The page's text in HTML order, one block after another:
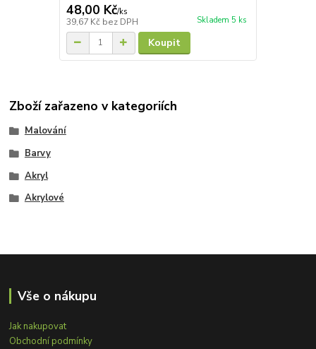
48,00 Kč/ks
39,67 Kč bez DPH Skladem 5 ks
Koupit
Zboží zařazeno v kategoriích
Malování
Barvy
Akryl
Akrylové
Vše o nákupu
Jak nakupovat
Obchodní podmínky